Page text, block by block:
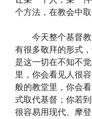
个方法，在教会中
今天整个基督教
有很多敬拜的形式
是这一切在不知不
里，你会看见人很
般的教堂里，你会
式取代基督；你若
很容易用现代、摩